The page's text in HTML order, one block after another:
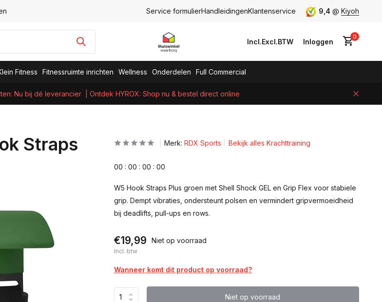
Service formulierHandleidingenKlantenservice 9,4 @ Kiyoh
Incl.Excl.BTW Inloggen
0
Fitness Fitnessruimte inrichten Wellness Onderdelen Full Commercial
Nu bij dé leverancier | Ontdek HYROX: Shop nu & bestel direct online
Straps
Merk: RDX Sports Bekijk alles Krachttraining
00 : 00 : 00 : 00
W5 Hook Straps Plus groen met Shell Shock GEL en Grip Flex voor stabiele
grip. Dempt vibraties, ondersteunt polsen en vermindert gripvermoeidheid
bij deadlifts, pull-ups en rows.
€19,99 Niet op voorraad
Incl. btw
Wanneer komt dit product op voorraad?
Niet op voorraad